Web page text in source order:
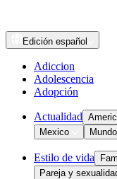
Edición español
Adiccion
Adolescencia
Adopción
Actualidad
Mexico
Mundo
Estilo de vida
Pareja y